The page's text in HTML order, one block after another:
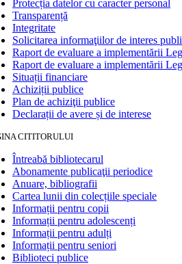
Protecția datelor cu caracter personal
Transparență
Integritate
Solicitarea informaţiilor de interes
Raport de evaluare a implementării
Raport de evaluare a implementării
Situații financiare
Achiziții publice
Plan de achiziţii publice
Declarații de avere și de interese
CITITORULUI
Întreabă bibliotecarul
Abonamente publicaţii periodice
Anuare, bibliografii
Cartea lunii din colecțiile speciale
Informații pentru copii
Informații pentru adolescenți
Informații pentru adulți
Informații pentru seniori
Biblioteci publice